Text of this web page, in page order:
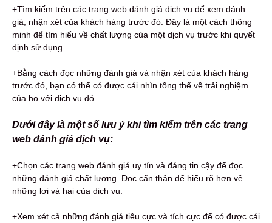
+Tìm kiếm trên các trang web đánh giá dịch vụ để xem đánh
giá, nhận xét của khách hàng trước đó. Đây là một cách thông
minh để tìm hiểu về chất lượng của một dịch vụ trước khi quyết
định sử dụng.
+Bằng cách đọc những đánh giá và nhận xét của khách hàng
trước đó, bạn có thể có được cái nhìn tổng thể về trải nghiệm
của họ với dịch vụ đó.
Dưới đây là một số lưu ý khi tìm kiếm trên các trang
web đánh giá dịch vụ:
+Chọn các trang web đánh giá uy tín và đáng tin cậy để đọc
những đánh giá chất lượng. Đọc cẩn thận để hiểu rõ hơn về
những lợi và hại của dịch vụ.
+Xem xét cả những đánh giá tiêu cực và tích cực để có được cái